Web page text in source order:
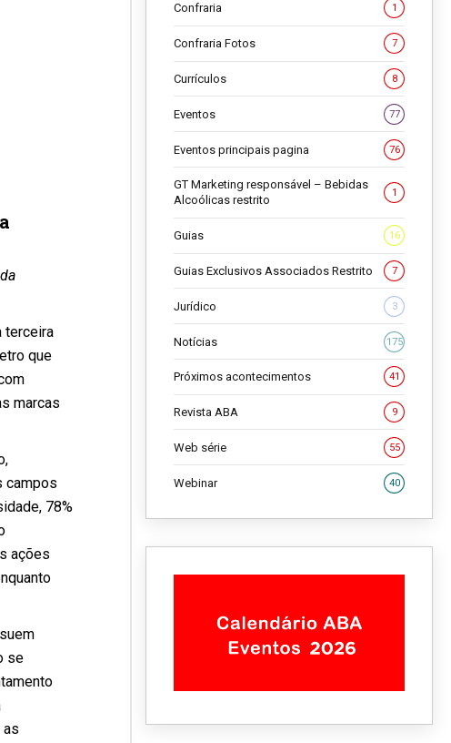
terceira
que
marcas
campos
78%
ações
se
as
Confraria 1
Confraria Fotos 7
Currículos 8
Eventos 77
Eventos principais pagina 76
GT Marketing responsável – Bebidas
Alcoólicas restrito
1
Guias 16
Guias Exclusivos Associados Restrito 7
Jurídico 3
Notícias 175
Próximos acontecimentos 41
Revista ABA 9
Web série 55
Webinar 40